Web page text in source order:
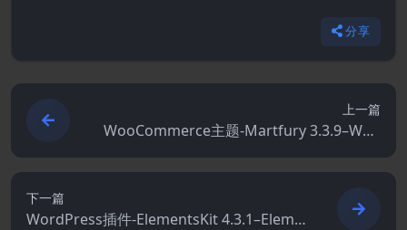
分享
上一篇
WooCommerce主题-Martfury 3.3.9–Woo
Commerce市场WordPress主题
下一篇
WordPress插件-ElementsKit 4.3.1–Eleme